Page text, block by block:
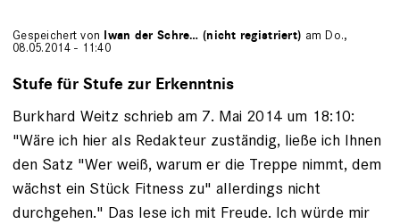
Gespeichert von Iwan der Schre… (nicht registriert) am Do.,
08.05.2014 - 11:40
Stufe für Stufe zur Erkenntnis
Burkhard Weitz schrieb am 7. Mai 2014 um 18:10:
"Wäre ich hier als Redakteur zuständig, ließe ich Ihnen
den Satz "Wer weiß, warum er die Treppe nimmt, dem
wächst ein Stück Fitness zu" allerdings nicht
durchgehen." Das lese ich mit Freude. Ich würde mir